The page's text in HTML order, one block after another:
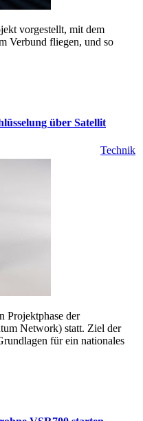
vorgestellt, mit dem
Verbund fliegen, und so
über Satellit
Technik
Projektphase der
Network) statt. Ziel der
für ein nationales